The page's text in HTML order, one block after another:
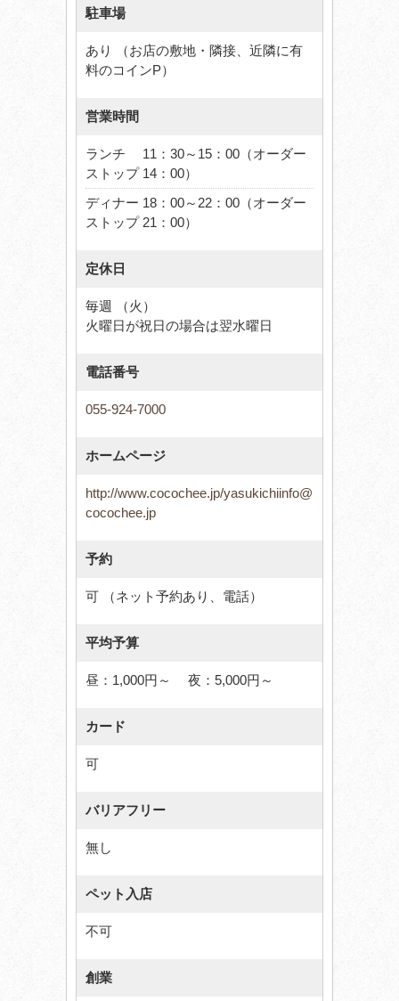
駐車場
あり （お店の敷地・隣接、近隣に有
料のコインP）
営業時間
ランチ 11：30～15：00（オーダー
ストップ 14：00）
ディナー 18：00～22：00（オーダー
ストップ 21：00）
定休日
毎週 （火）
火曜日が祝日の場合は翌水曜日
電話番号
055-924-7000
ホームページ
http://www.cocochee.jp/yasukichiinfo@
cocochee.jp
予約
可 （ネット予約あり、電話）
平均予算
昼：1,000円～ 夜：5,000円～
カード
可
バリアフリー
無し
ペット入店
不可
創業